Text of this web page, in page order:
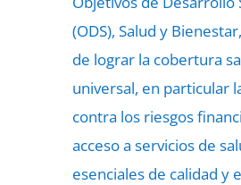
(ODS), Salud y
de lograr la cobertura
universal, en particular
contra los riesgos
acceso a servicios de
esenciales de calidad y